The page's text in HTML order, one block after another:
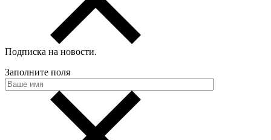
Подписка на новости.
Заполните поля